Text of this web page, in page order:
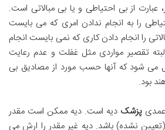
از بی احتیاطی و یا بی مبالاتی است.
را به انجام ندادن امری که می بایست
را انجام دادن کاری که نمی بایست انجام
تقصیر مواردی مثل غفلت و عدم رعایت
می شود که آنها حسب مورد از مصادیق بی
بود.
پزشک دیه است. دیه ممکن است مقدر
نشده) باشد. دیه غیر مقدر را ارش می